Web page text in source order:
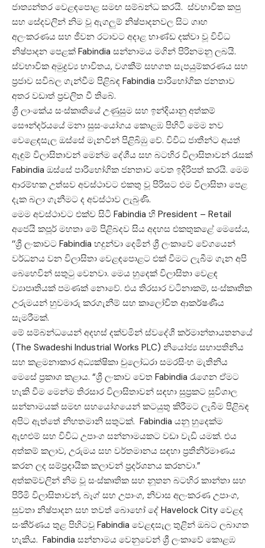
ජාත්‍යන්තර වෙළඳපොළ සමඟ සම්බන්ධ කරයි. ස්වභාවික කපු
සහ සේදවලින් නිම වූ ඇගලුම් නිෂ්පාදනවල සිට ගෘහ
අලංකරණය සහ ජීවන රටාවට අදාළ භාණ්ඩ දක්වා වූ විවිධ
නිෂ්පාදන පෙළක් Fabindia සන්නාමය මගින් පිරිනමනු ලබයි.
ස්වභාවික අමුද්‍රව්‍ය භාවිතය, වගකීම් සහගත සැපයුම්කරණය සහ
ප්‍රජාව සවිබල ගැන්වීම පිළිබඳ Fabindia පාරිභෝගික ජනතාව
අතර වඩාත් ප්‍රචලිත වී තිබේ.
ශ්‍රී ලාංකේය සංස්කෘතියේ උණුසුම සහ ඉන්දියානු අත්කම්
සෞන්දර්යයේ මනා සුසංයෝගය කොළඹ පිහිටි මෙම නව
වෙළෙඳසැල ඔස්සේ මැනවින් පිළිබිඹු වේ. විවිධ ජාතීන්‍ට අයත්
ඇඳුම් විලාසිතාවන් මෙන්ම දේශීය සහ බටහිර විලාසිතාවන් රැසක්
Fabindia ඔස්සේ පාරිභෝගික ජනතාව වෙත ඉදිරිපත් කරයි. මෙම
ආරම්භක උත්සව අවස්ථාවට එකතු වූ පිරිසට එම විලාසිතා පෙළ
දැක බලා ගැනීමට ද අවස්ථාව ලැබුණි.
මෙම අවස්ථාවට එක්ව සිටි Fabindia හි President – Retail
අජෙයි කපූර් මහතා මේ පිළිබදව සිය අදහස එකතුකළේ මෙසේය,
‘‘ශ්‍රී ලංකාවට Fabindia හදුන්වා දෙමින් ශ්‍රී ලංකාවේ වේගයෙන්
වර්ධනය වන විලාසිතා වෙළඳපොළට එක් වීමට ලැබීම ගැන අපි
බෙහෙවින් සතුටු වෙනවා. මෙය හුදෙක් විලාසිතා වෙළඳ
ව්‍යාපෘතියක් පමණක් නොවේ. එය තිරසාර වටිනාකම්, සංස්කෘතික
උරුමයන් හුවමාරු කරගැනීම් සහ කාලෝචිත ආකර්ෂණීය
සැමරීමක්.
මේ සම්බන්ධයෙන් අදහස් දක්වමින් ස්වදේශී කර්මාන්තායතනයේ
(The Swadeshi Industrial Works PLC) නියෝජ්‍ය සභාපතිනිය
සහ කළමනාකාර අධ්‍යක්ෂිකා චුලෝධරා සමරසිංහ මැතිනිය
මෙසේ ප්‍රකාශ කළාය. “ශ්‍රී ලංකාව වෙත Fabindia රැගෙන ඒමට
හැකි වීම මෙන්ම තිරසාර විලාසිතාවන් සඳහා සුප්‍රකට සුවිශාල
සන්නාමයක් සමඟ සහයෝගයෙන් කටයුතු කිරීමට ලැබීම පිළිබඳ
අපිට ඇත්තේ නිහතමානි සතුටක්. Fabindia යනු හුදෙක්ම
ඇඟළුම් සහ විවිධ උපාංග සන්නාමයකට වඩා වැඩි යමක්. එය
අත්කම් කලාව, උරුමය සහ වර්තමානය සඳහා ප්‍රතිනිර්මාණය
කරන ලද සම්ප්‍රදායික කලාවන් ප්‍රදර්ශනය කරනවා.”
අත්කම්වලින් නිම වූ සංස්කෘතික සහ නූතන බටහිර කාන්තා සහ
පිරිමි විලාසිතාවන්, බෑග් සහ උපාංග, නිවාස අලංකරණ උපාංග,
සුවතා නිෂ්පාදන සහ තවත් බොහෝ දේ Havelock City වෙළද
සංකීර්ණය තුළ පිහිටවූ Fabindia වෙළඳසැල තුළින් ඔබට ලබාගත
හැකිය. Fabindia සන්නාමය වෙනුවෙන් ශ්‍රී ලංකාවේ කොළඹ